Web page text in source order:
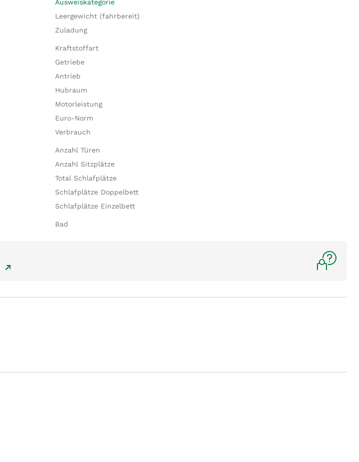
Ausweiskategorie
Leergewicht (fahrbereit)
Zuladung
Kraftstoffart
Getriebe
Antrieb
Hubraum
Motorleistung
Euro-Norm
Verbrauch
Anzahl Türen
Anzahl Sitzplätze
Total Schlafplätze
Schlafplätze Doppelbett
Schlafplätze Einzelbett
Bad